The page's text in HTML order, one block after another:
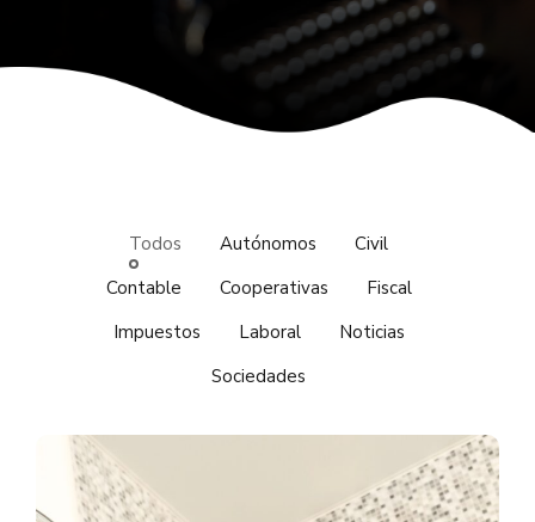
Todos Autónomos
Civil
Contable
Cooperativas
Fiscal
Impuestos
Laboral
Noticias
Sociedades